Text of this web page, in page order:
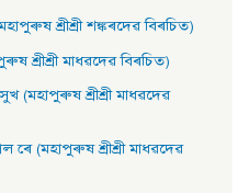
শ্ৰীশ্ৰী শঙ্কৰদেৱ বিৰচিত)
শ্ৰীশ্ৰী মাধৱদেৱ বিৰচিত)
শ্ৰীশ্ৰী মাধৱদেৱ
ৰে (মহাপুৰুষ শ্ৰীশ্ৰী মাধৱদেৱ